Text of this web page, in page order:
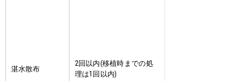
湛水散布
2回以内(移植時までの処
理は1回以内)